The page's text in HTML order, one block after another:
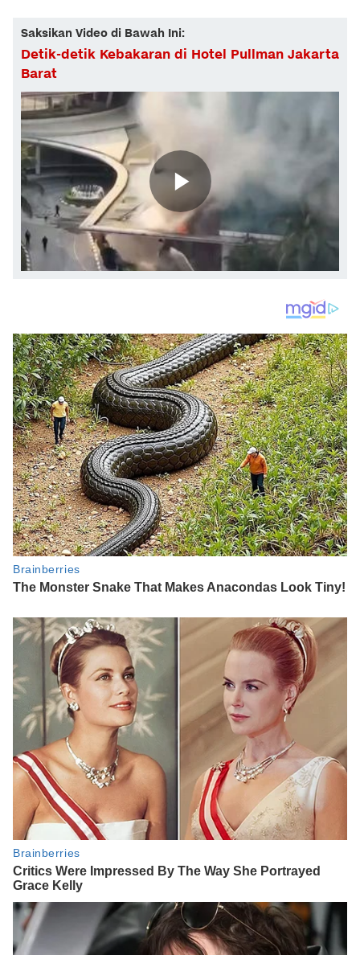
Saksikan Video di Bawah Ini:
Detik-detik Kebakaran di Hotel Pullman Jakarta
Barat